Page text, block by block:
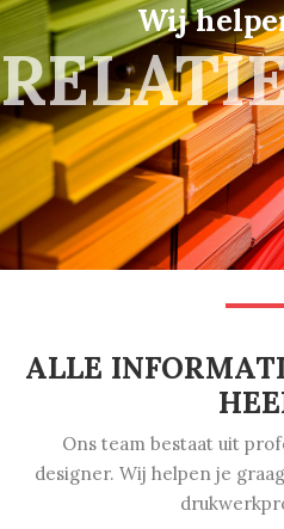
Wij
ALLE
Ons team bestaat uit
designer. Wij helpen je